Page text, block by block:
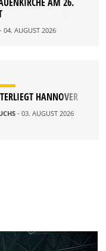
- 04. AUGUST 2026
HANNOVER
- 03. AUGUST 2026